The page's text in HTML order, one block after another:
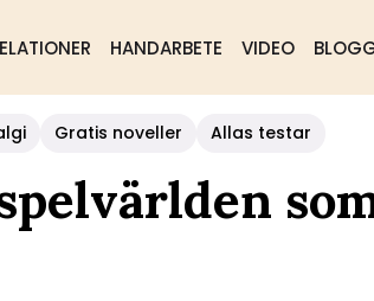
HANDARBETE VIDEO
Gratis noveller Allas testar